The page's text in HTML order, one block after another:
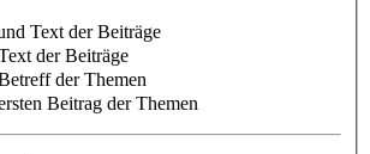
Text der Beiträge
der Beiträge
der Themen
Beitrag der Themen